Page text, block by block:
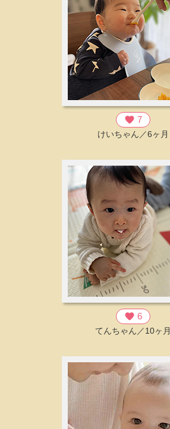
favorite 7
けいちゃん／6ヶ月
favorite 6
てんちゃん／10ヶ月